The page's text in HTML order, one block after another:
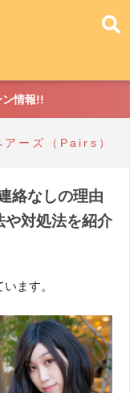
ン情報!!
アーズ（Pairs）
絡なしの理由
や対処法を紹介
ます。